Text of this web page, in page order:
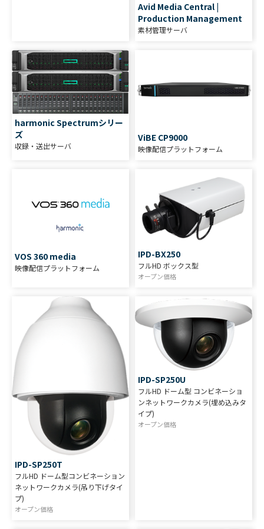
Avid Media Central |
Production Management
素材管理サーバ
harmonic Spectrumシリー
ズ
収録・送出サーバ
ViBE CP9000
映像配信プラットフォーム
VOS 360 media
映像配信プラットフォーム
IPD-BX250
フルHD ボックス型
オープン価格
IPD-SP250T
フルHD ドーム型コンビネーション
ネットワークカメラ(吊り下げタイ
プ)
オープン価格
IPD-SP250U
フルHD ドーム型 コンビネーショ
ンネットワークカメラ(埋め込みタ
イプ)
オープン価格